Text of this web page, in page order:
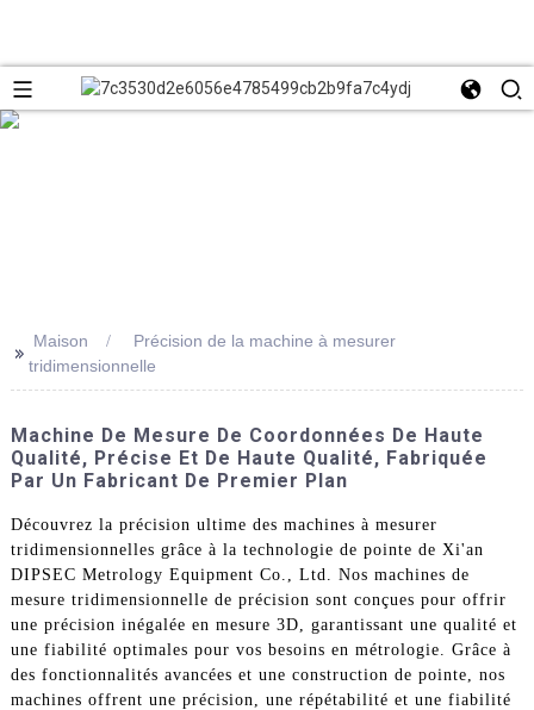
>> Maison
Précision de la machine à mesurer
tridimensionnelle
Machine De Mesure De Coordonnées De Haute
Qualité, Précise Et De Haute Qualité, Fabriquée
Par Un Fabricant De Premier Plan
Découvrez la précision ultime des machines à mesurer
tridimensionnelles grâce à la technologie de pointe de Xi'an
DIPSEC Metrology Equipment Co., Ltd. Nos machines de
mesure tridimensionnelle de précision sont conçues pour offrir
une précision inégalée en mesure 3D, garantissant une qualité et
une fiabilité optimales pour vos besoins en métrologie. Grâce à
des fonctionnalités avancées et une construction de pointe, nos
machines offrent une précision, une répétabilité et une fiabilité